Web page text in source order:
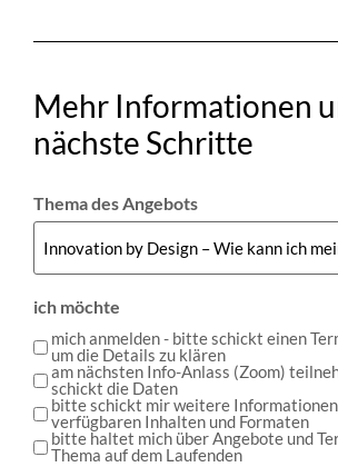
Mehr Informationen
nächste Schritte
Thema des Angebots
ich möchte
mich anmelden - bitte schickt einen
um die Details zu klären
am nächsten Info-Anlass (Zoom)
schickt die Daten
bitte schickt mir weitere
verfügbaren Inhalten und Formaten
bitte haltet mich über Angebote und
Thema auf dem Laufenden